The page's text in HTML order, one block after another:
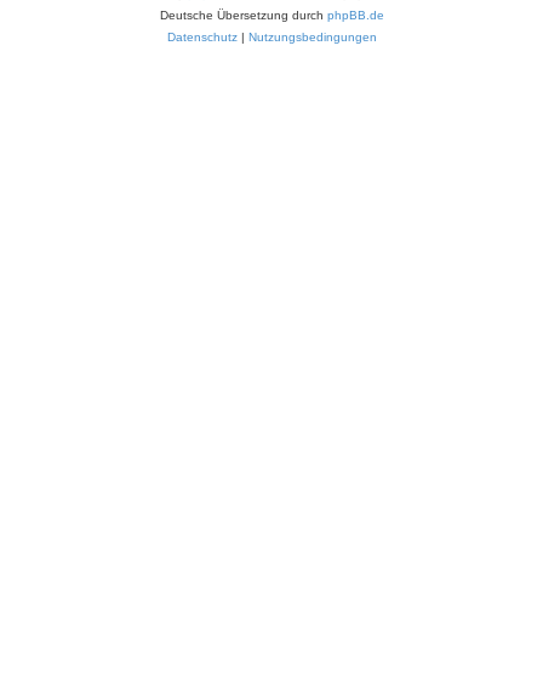
Deutsche Übersetzung durch phpBB.de
Datenschutz | Nutzungsbedingungen